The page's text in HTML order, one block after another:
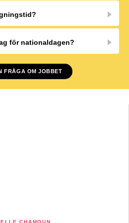
för nationaldagen?
FRÅGA OM JOBBET
CHAMOUN